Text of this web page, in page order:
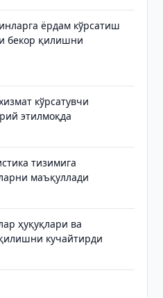
ёрдам кўрсатиш
бекор қилишни
кўрсатувчи
этилмоқда
тизимига
маъқуллади
ҳуқуқлари ва
кучайтирди